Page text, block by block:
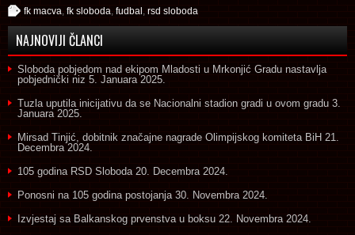
fk macva fk sloboda fudbal rsd sloboda
NAJNOVIJI ČLANCI
Sloboda pobjedom nad ekipom Mladosti u Mrkonjić Gradu nastavlja
pobjednički niz 5. Januara 2025.
Tuzla uputila inicijativu da se Nacionalni stadion gradi u ovom gradu 3.
Januara 2025.
Mirsad Tinjić, dobitnik značajne nagrade Olimpijskog komiteta BiH 21.
Decembra 2024.
105 godina RSD Sloboda 20. Decembra 2024.
Ponosni na 105 godina postojanja 30. Novembra 2024.
Izvjestaj sa Balkanskog prvenstva u boksu 22. Novembra 2024.